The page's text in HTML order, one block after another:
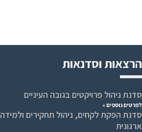
הרצאות וסדנאות
סדנת ניהול פרויקטים בגובה העיניים
לפרטים נוספים »
סדנת הפקת לקחים, ניהול תחקירים ולמידה
ארגונית